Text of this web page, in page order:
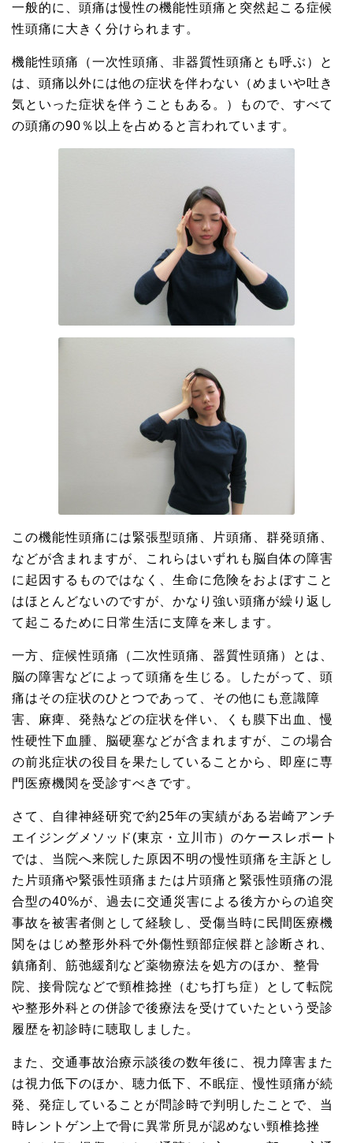
一般的に、頭痛は慢性の機能性頭痛と突然起こる症候
性頭痛に大きく分けられます。
機能性頭痛（一次性頭痛、非器質性頭痛とも呼ぶ）と
は、頭痛以外には他の症状を伴わない（めまいや吐き
気といった症状を伴うこともある。）もので、すべて
の頭痛の90％以上を占めると言われています。
この機能性頭痛には緊張型頭痛、片頭痛、群発頭痛、
などが含まれますが、これらはいずれも脳自体の障害
に起因するものではなく、生命に危険をおよぼすこと
はほとんどないのですが、かなり強い頭痛が繰り返し
て起こるために日常生活に支障を来します。
一方、症候性頭痛（二次性頭痛、器質性頭痛）とは、
脳の障害などによって頭痛を生じる。したがって、頭
痛はその症状のひとつであって、その他にも意識障
害、麻痺、発熱などの症状を伴い、くも膜下出血、慢
性硬性下血腫、脳硬塞などが含まれますが、この場合
の前兆症状の役目を果たしていることから、即座に専
門医療機関を受診すべきです。
さて、自律神経研究で約25年の実績がある岩崎アンチ
エイジングメソッド(東京・立川市）のケースレポート
では、当院へ来院した原因不明の慢性頭痛を主訴とし
た片頭痛や緊張性頭痛または片頭痛と緊張性頭痛の混
合型の40%が、過去に交通災害による後方からの追突
事故を被害者側として経験し、受傷当時に民間医療機
関をはじめ整形外科で外傷性頸部症候群と診断され、
鎮痛剤、筋弛緩剤など薬物療法を処方のほか、整骨
院、接骨院などで頸椎捻挫（むち打ち症）として転院
や整形外科との併診で後療法を受けていたという受診
履歴を初診時に聴取しました。
また、交通事故治療示談後の数年後に、視力障害また
は視力低下のほか、聴力低下、不眠症、慢性頭痛が続
発、発症していることが問診時で判明したことで、当
時レントゲン上で骨に異常所見が認めない頸椎捻挫